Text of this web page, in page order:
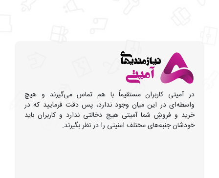
در آمیتی کاربران مستقیماً با هم تماس می‌گیرند و هیچ
واسطه‌ای در این میان وجود ندارد، پس دقت فرمایید که در
خرید و فروشِ شما آمیتی هیچ دخالتی ندارد و کاربران باید
خودشان جنبه‌های مختلف امنیتی را در نظر بگیرند.